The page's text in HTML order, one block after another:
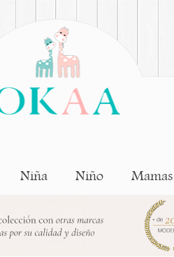
Niña Niño